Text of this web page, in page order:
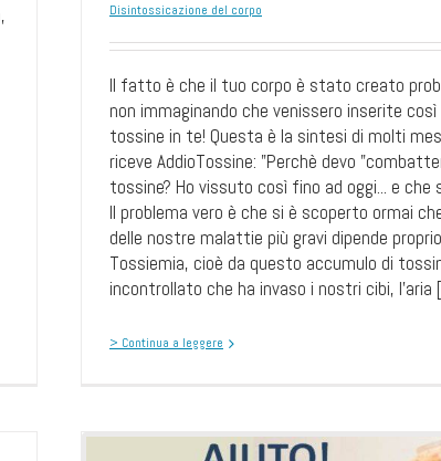
Disintossicazione del corpo
Il fatto è che il tuo corpo è stato creato
non immaginando che venissero inserite così
tossine in te! Questa è la sintesi di molti
riceve AddioTossine: "Perchè devo
tossine? Ho vissuto così fino ad oggi... e che
Il problema vero è che si è scoperto ormai
delle nostre malattie più gravi dipende
Tossiemia, cioè da questo accumulo di
incontrollato che ha invaso i nostri cibi, l'aria
> Continua a leggere